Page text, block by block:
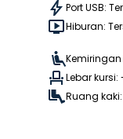
Port USB:
Hiburan:
Kemiringan
Lebar
Ruang